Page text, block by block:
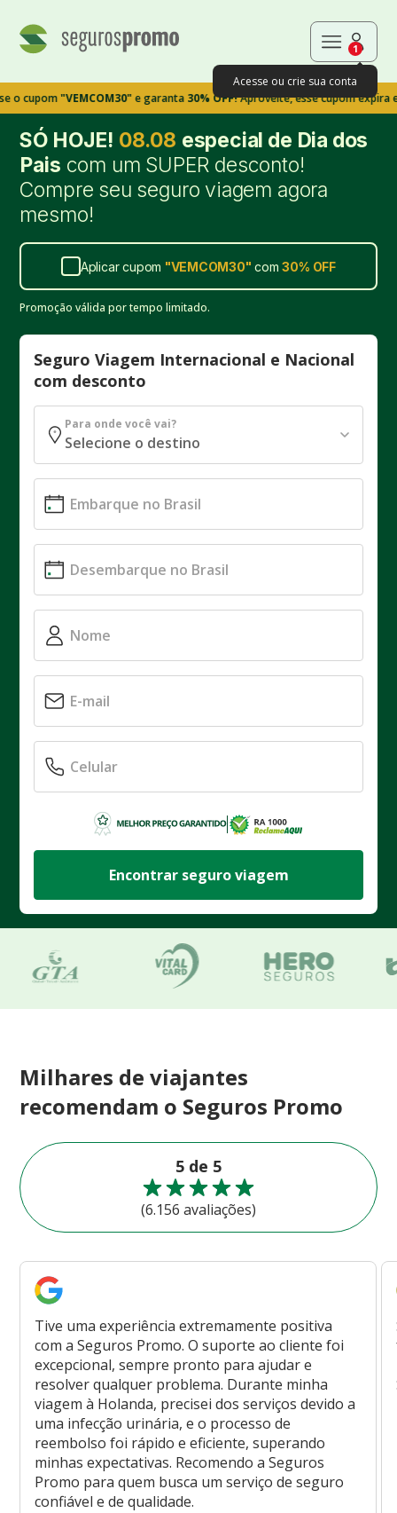
1
Acesse ou crie sua conta
"VEMCOM30"e garanta30% OFF!Aproveite, esse cupom expira em
SÓ HOJE! 08.08 especial de Dia dos
Pais com um SUPER desconto!
Compre seu seguro viagem agora
mesmo!
Aplicar cupom "VEMCOM30" com30% OFF
Promoção válida por tempo limitado.
Seguro Viagem Internacional e Nacional
com desconto
Para onde você vai?
Encontrar seguro viagem
Milhares de viajantes
recomendam o Seguros Promo
5 de 5
(6.156 avaliações)
Tive uma experiência extremamente positiva
com a Seguros Promo. O suporte ao cliente foi
excepcional, sempre pronto para ajudar e
resolver qualquer problema. Durante minha
viagem à Holanda, precisei dos serviços devido a
uma infecção urinária, e o processo de
reembolso foi rápido e eficiente, superando
minhas expectativas. Recomendo a Seguros
Promo para quem busca um serviço de seguro
confiável e de qualidade.